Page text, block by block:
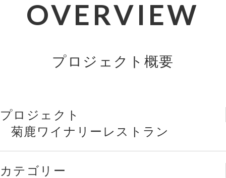
OVERVIEW
プロジェクト概要
プロジェクト
菊鹿ワイナリーレストラン
カテゴリー